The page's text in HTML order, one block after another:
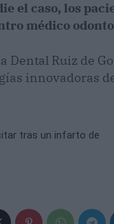
el caso, los
médico
Dental Ruiz de
innovadoras
tras un infarto de